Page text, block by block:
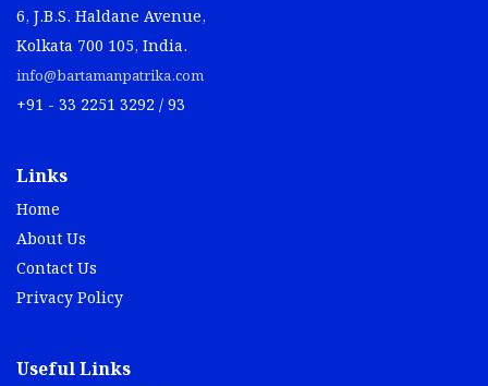
6, J.B.S. Haldane Avenue,
Kolkata 700 105, India.
info@bartamanpatrika.com
+91 - 33 2251 3292 / 93
Links
Home
About Us
Contact Us
Privacy Policy
Useful Links